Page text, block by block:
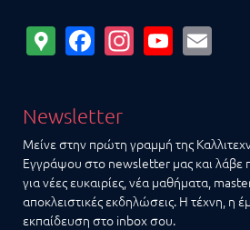
Google
Maps
Facebook
Instagram
Newsletter
Μείνε στην πρώτη γραμμή της
Εγγράψου στο newsletter μας και
για νέες ευκαιρίες, νέα μαθήματα,
αποκλειστικές εκδηλώσεις. Η τέχνη, η
εκπαίδευση στο inbox σου.